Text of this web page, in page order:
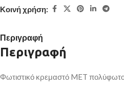
Κοινή χρήση:
Περιγραφή
Περιγραφή
Φωτιστικό κρεμαστό MET